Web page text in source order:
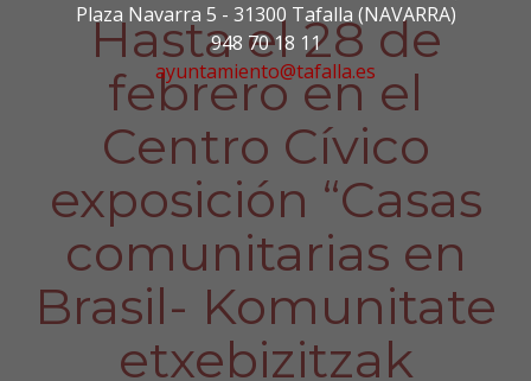
Plaza Navarra 5 - 31300 Tafalla (NAVARRA)
948 70 18 11
ayuntamiento@tafalla.es
Hasta el 28 de
febrero en el
Centro Cívico
exposición “Casas
comunitarias en
Brasil- Komunitate
etxebizitzak